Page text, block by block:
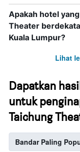
Apakah hotel
Theater
Kuala Lumpur?
Lihat
Dapatkan
untuk
Taichung
Bandar Paling